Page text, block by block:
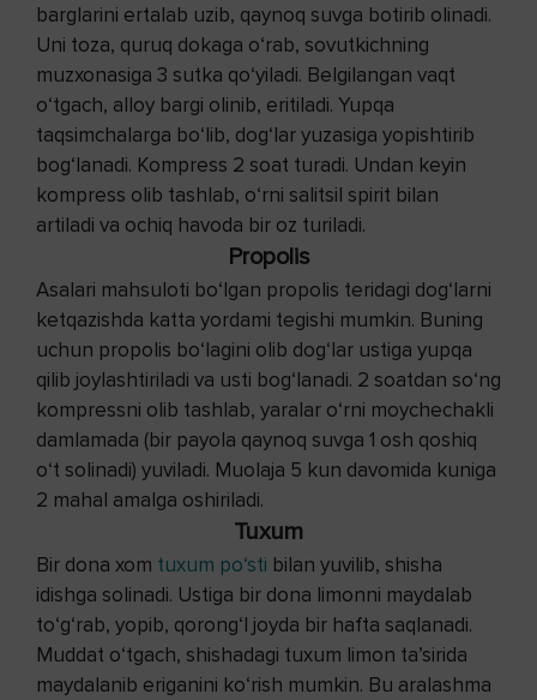
barglarini ertalab uzib, qaynoq suvga botirib olinadi.
Uni toza, quruq dokaga o‘rab, sovutkichning
muzxonasiga 3 sutka qo‘yiladi. Belgilangan vaqt
o‘tgach, alloy bargi olinib, eritiladi. Yupqa
taqsimchalarga bo‘lib, dog‘lar yuzasiga yopishtirib
bog‘lanadi. Kompress 2 soat turadi. Undan keyin
kompress olib tashlab, o‘rni salitsil spirit bilan
artiladi va ochiq havoda bir oz turiladi.
Propolis
Asalari mahsuloti bo‘lgan propolis teridagi dog‘larni
ketqazishda katta yordami tegishi mumkin. Buning
uchun propolis bo‘lagini olib dog‘lar ustiga yupqa
qilib joylashtiriladi va usti bog‘lanadi. 2 soatdan so‘ng
kompressni olib tashlab, yaralar o‘rni moychechakli
damlamada (bir payola qaynoq suvga 1 osh qoshiq
o‘t solinadi) yuviladi. Muolaja 5 kun davomida kuniga
2 mahal amalga oshiriladi.
Tuxum
Bir dona xom tuxum po‘sti bilan yuvilib, shisha
idishga solinadi. Ustiga bir dona limonni maydalab
to‘g‘rab, yopib, qorong‘I joyda bir hafta saqlanadi.
Muddat o‘tgach, shishadagi tuxum limon ta’sirida
maydalanib eriganini ko‘rish mumkin. Bu aralashma